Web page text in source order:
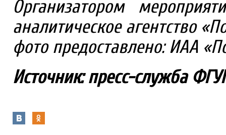
Организатором
аналитическое агентство
фото предоставлено: ИАА
Источник: пресс-служба